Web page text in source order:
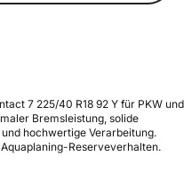
7 225/40 R18 92 Y für PKW und
Bremsleistung, solide
hochwertige Verarbeitung.
Reserveverhalten.